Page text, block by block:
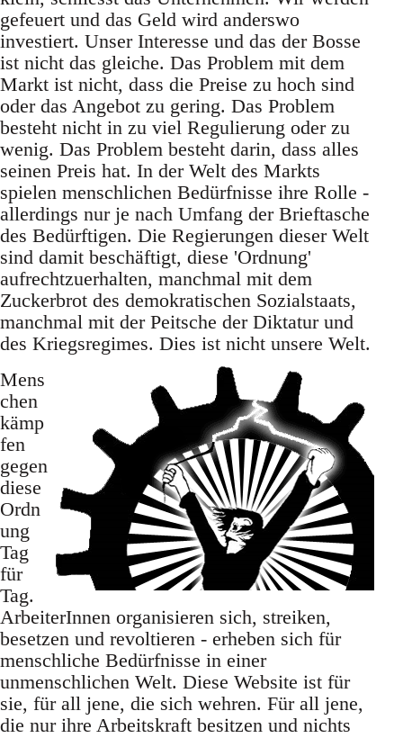
gefeuert und das Geld wird anderswo
investiert. Unser Interesse und das der Bosse
ist nicht das gleiche. Das Problem mit dem
Markt ist nicht, dass die Preise zu hoch sind
oder das Angebot zu gering. Das Problem
besteht nicht in zu viel Regulierung oder zu
wenig. Das Problem besteht darin, dass alles
seinen Preis hat. In der Welt des Markts
spielen menschlichen Bedürfnisse ihre Rolle -
allerdings nur je nach Umfang der Brieftasche
des Bedürftigen. Die Regierungen dieser Welt
sind damit beschäftigt, diese 'Ordnung'
aufrechtzuerhalten, manchmal mit dem
Zuckerbrot des demokratischen Sozialstaats,
manchmal mit der Peitsche der Diktatur und
des Kriegsregimes. Dies ist nicht unsere Welt.
Mens
chen
kämp
fen
gegen
diese
Ordn
ung
Tag
für
Tag.
ArbeiterInnen organisieren sich, streiken,
besetzen und revoltieren - erheben sich für
menschliche Bedürfnisse in einer
unmenschlichen Welt. Diese Website ist für
sie, für all jene, die sich wehren. Für all jene,
die nur ihre Arbeitskraft besitzen und nichts